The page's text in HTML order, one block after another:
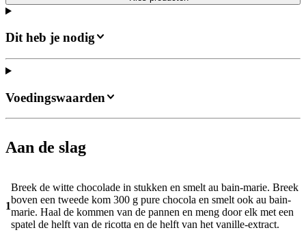
Dit heb je nodig
Aan de slag
1
Breek de witte chocolade in stukken en smelt au bain-marie. Breek
boven een tweede kom 300 g pure chocola en smelt ook au bain-
marie. Haal de kommen van de pannen en meng door elk met een
spatel de helft van de ricotta en de helft van het vanille-extract.
Voedingswaarden